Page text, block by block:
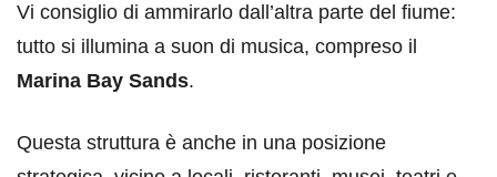
Vi consiglio di ammirarlo dall’altra parte del fiume:
tutto si illumina a suon di musica, compreso il
Marina Bay Sands.
Questa struttura è anche in una posizione